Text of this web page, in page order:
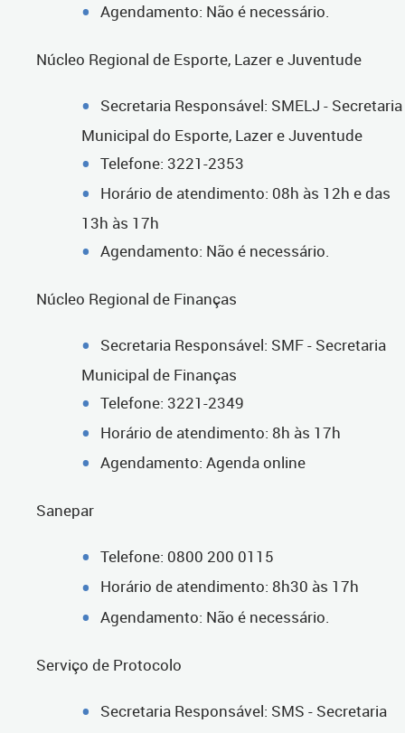
Agendamento: Não é necessário.
Núcleo Regional de Esporte, Lazer e Juventude
Secretaria Responsável: SMELJ - Secretaria
Municipal do Esporte, Lazer e Juventude
Telefone: 3221-2353
Horário de atendimento: 08h às 12h e das
13h às 17h
Agendamento: Não é necessário.
Núcleo Regional de Finanças
Secretaria Responsável: SMF - Secretaria
Municipal de Finanças
Telefone: 3221-2349
Horário de atendimento: 8h às 17h
Agendamento: Agenda online
Sanepar
Telefone: 0800 200 0115
Horário de atendimento: 8h30 às 17h
Agendamento: Não é necessário.
Serviço de Protocolo
Secretaria Responsável: SMS - Secretaria